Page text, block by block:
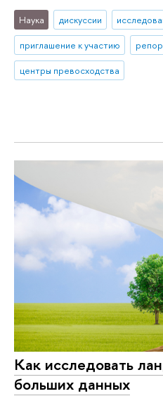
Наука дискуссии
приглашение к участию
центры превосходства
Как исследовать
больших данных